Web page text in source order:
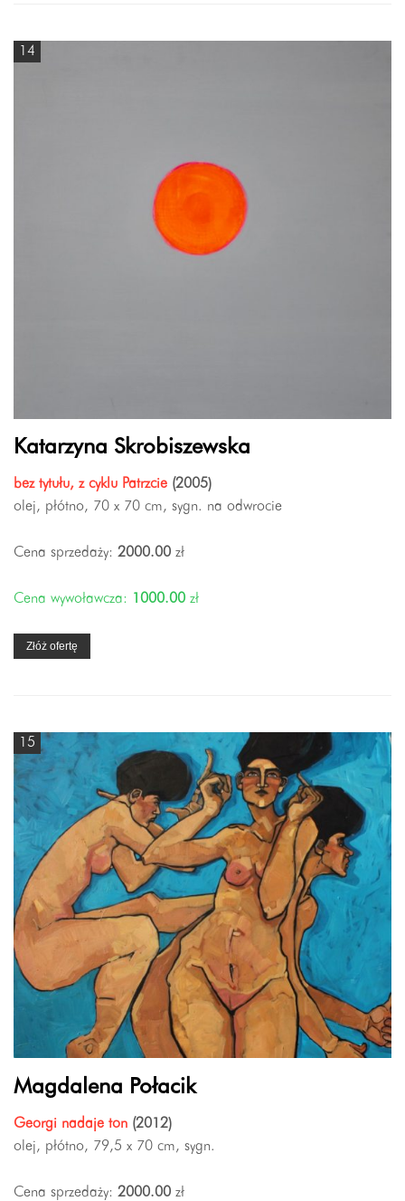
14
Katarzyna Skrobiszewska
bez tytułu, z cyklu Patrzcie (2005)
olej, płótno, 70 x 70 cm, sygn. na odwrocie
Cena sprzedaży: 2000.00 zł
Cena wywoławcza: 1000.00 zł
Złóż ofertę
15
Magdalena Połacik
Georgi nadaje ton (2012)
olej, płótno, 79,5 x 70 cm, sygn.
Cena sprzedaży: 2000.00 zł